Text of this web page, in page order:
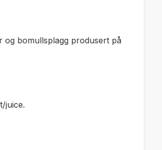
og bomullsplagg produsert på
juice.